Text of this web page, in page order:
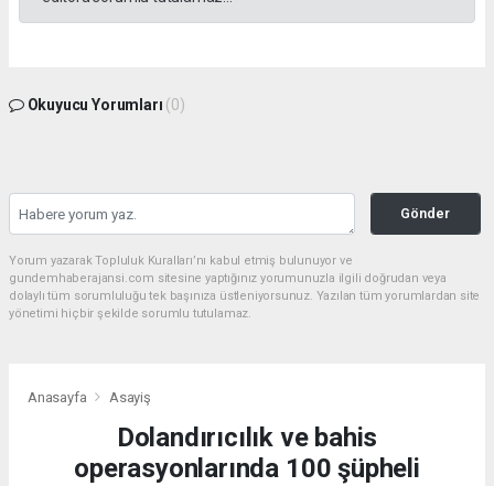
Okuyucu Yorumları (0)
Gönder
Yorum yazarak Topluluk Kuralları’nı kabul etmiş bulunuyor ve
gundemhaberajansi.com sitesine yaptığınız yorumunuzla ilgili doğrudan veya
dolaylı tüm sorumluluğu tek başınıza üstleniyorsunuz. Yazılan tüm yorumlardan site
yönetimi hiçbir şekilde sorumlu tutulamaz.
Anasayfa Asayiş
Dolandırıcılık ve bahis
operasyonlarında 100 şüpheli